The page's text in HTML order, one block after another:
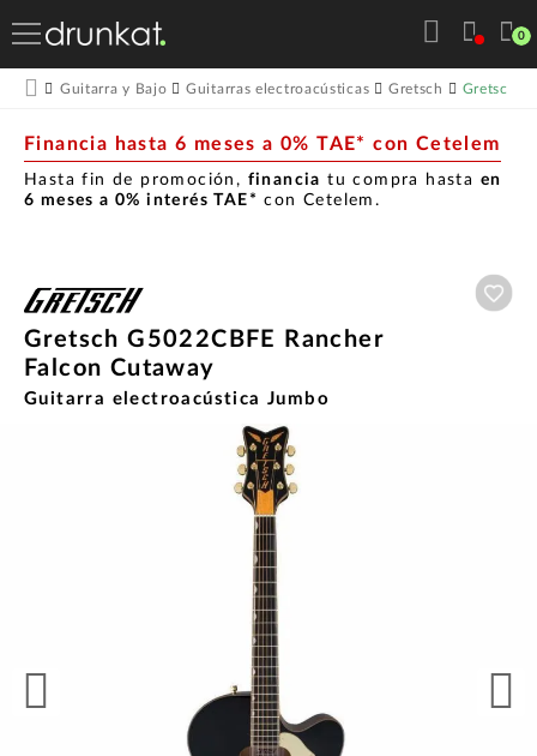
0
Guitarra y Bajo Guitarras electroacústicas Gretsch Gretsch
Financia hasta 6 meses a 0% TAE* con Cetelem
Hasta fin de promoción, financia tu compra hasta en
6 meses a 0% interés TAE* con Cetelem.
Gretsch G5022CBFE Rancher
Falcon Cutaway
Guitarra electroacústica Jumbo